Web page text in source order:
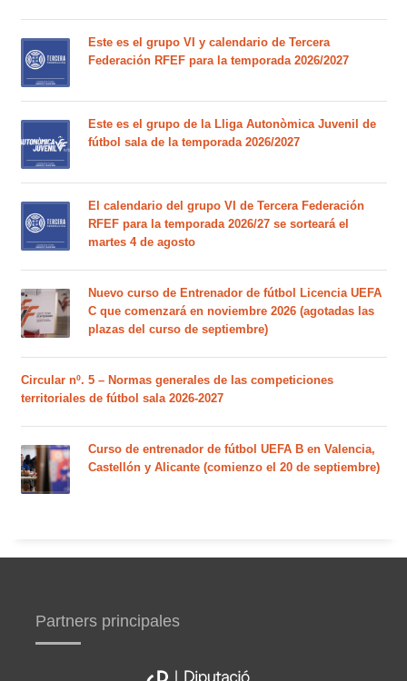
Este es el grupo VI y calendario de Tercera
Federación RFEF para la temporada 2026/2027
Este es el grupo de la Lliga Autonòmica Juvenil de
fútbol sala de la temporada 2026/2027
El calendario del grupo VI de Tercera Federación
RFEF para la temporada 2026/27 se sorteará el
martes 4 de agosto
Nuevo curso de Entrenador de fútbol Licencia UEFA
C que comenzará en noviembre 2026 (agotadas las
plazas del curso de septiembre)
Circular nº. 5 – Normas generales de las competiciones
territoriales de fútbol sala 2026-2027
Curso de entrenador de fútbol UEFA B en Valencia,
Castellón y Alicante (comienzo el 20 de septiembre)
Partners principales